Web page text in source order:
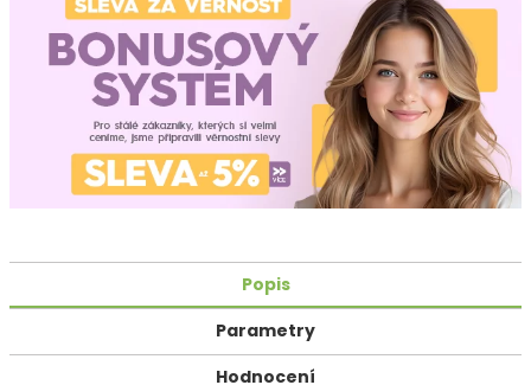
Popis
Parametry
Hodnocení